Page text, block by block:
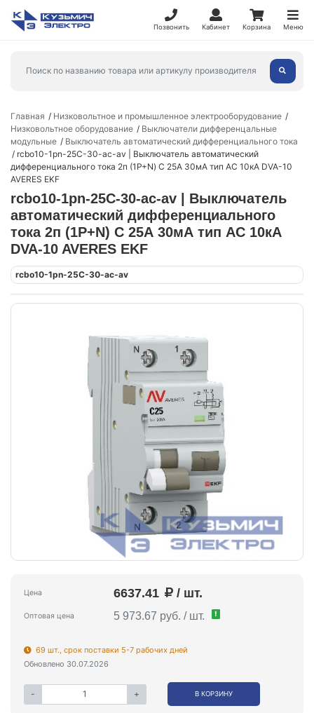
Позвонить Кабинет Корзина Меню
Главная
Низковольтное и промышленное электрооборудование
Низковольтное оборудование
Выключатели дифференцальные
модульные
Выключатель автоматический дифференциального тока
rcbo10-1pn-25C-30-ac-av | Выключатель автоматический
дифференциального тока 2п (1P+N) C 25А 30мА тип AC 10кА DVA-10
AVERES EKF
rcbo10-1pn-25C-30-ac-av | Выключатель
автоматический дифференциального
тока 2п (1P+N) C 25А 30мА тип AC 10кА
DVA-10 AVERES EKF
rcbo10-1pn-25C-30-ac-av
Цена 6637.41 / шт.
Оптовая цена 5 973.67 руб. / шт. !
69 шт., срок поставки 5-7 рабочих дней
Обновлено 30.07.2026
- + В КОРЗИНУ